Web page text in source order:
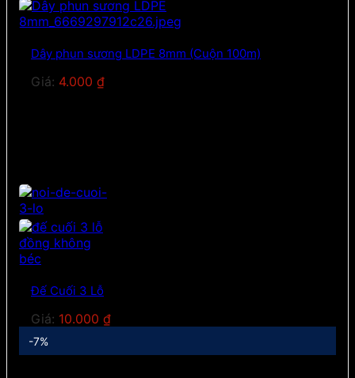
Dây phun sương LDPE 8mm (Cuộn 100m)
Giá: 4.000 ₫
Đế Cuối 3 Lỗ
Giá: 10.000 ₫
-7%